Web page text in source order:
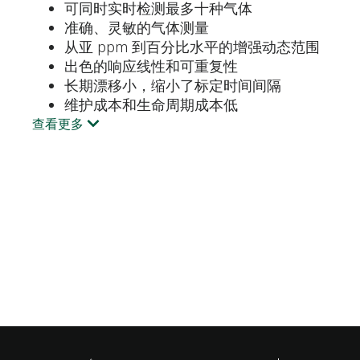
可同时实时检测最多十种气体
准确、灵敏的气体测量
从亚 ppm 到百分比水平的增强动态范围
出色的响应线性和可重复性
长期漂移小，缩小了标定时间间隔
维护成本和生命周期成本低
查看更多